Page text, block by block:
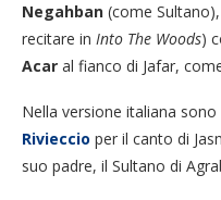
Negahban (come Sultano),
recitare in Into The Woods)
Acar al fianco di Jafar,
Nella versione italiana
Rivieccio per il canto di
suo padre, il Sultano di